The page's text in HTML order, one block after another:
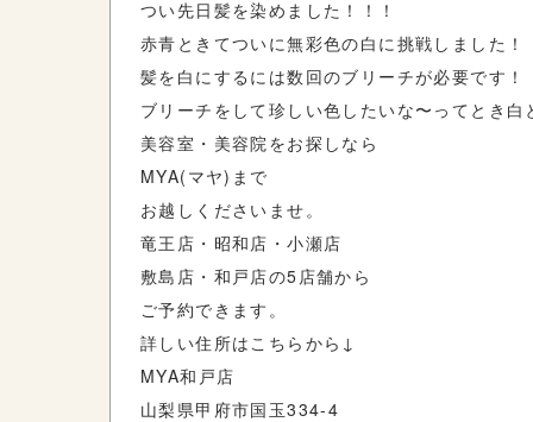
つい先日髪を染めました！！！
赤青ときてついに無彩色の白に挑戦しました！
髪を白にするには数回のブリーチが必要です！
ブリーチをして珍しい色したいな〜ってとき
美容室・美容院をお探しなら
MYA(マヤ)まで
お越しくださいませ。
竜王店・昭和店・小瀬店
敷島店・和戸店の5店舗から
ご予約できます。
詳しい住所はこちらから↓
MYA和戸店
山梨県甲府市国玉334-4